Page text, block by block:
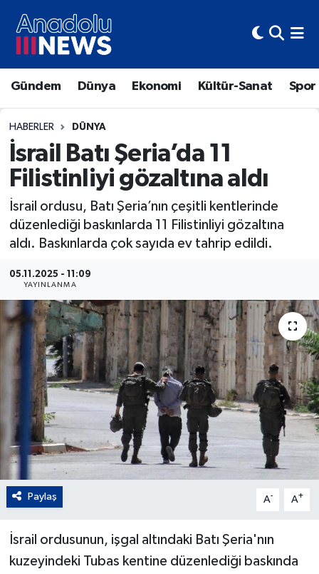
Gündem Dünya Ekonomi Kültür-Sanat Spor
HABERLER DÜNYA
İsrail Batı Şeria’da 11
Filistinliyi gözaltına aldı
İsrail ordusu, Batı Şeria’nın çeşitli kentlerinde
düzenlediği baskınlarda 11 Filistinliyi gözaltına
aldı. Baskınlarda çok sayıda ev tahrip edildi.
05.11.2025 - 11:09
YAYINLANMA
Paylaş A- A+
İsrail ordusunun, işgal altındaki Batı Şeria'nın
kuzeyindeki Tubas kentine düzenlediği baskında
Hava Durumu
Trafik Durumu
Süper Lig Puan Durumu ve Fikstür
Tüm Manşetler
Son Dakika Haberleri
Haber Arşivi